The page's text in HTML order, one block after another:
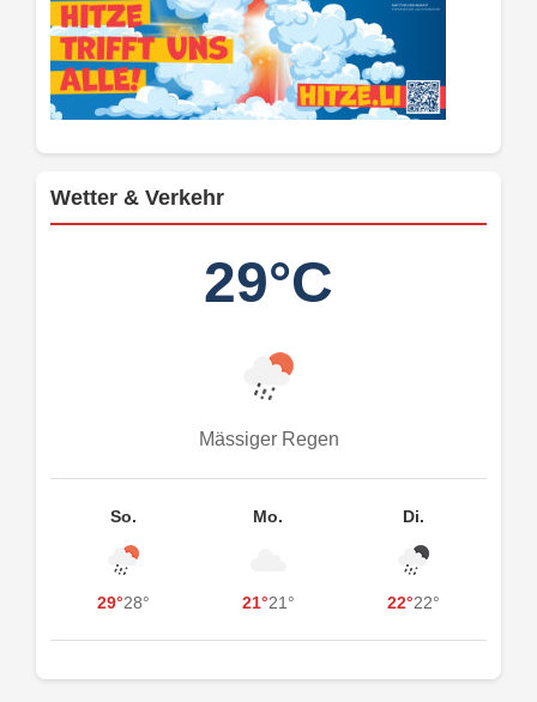
Wetter & Verkehr
29°C
Mässiger Regen
So.
29°28°
Mo.
21°21°
Di.
22°22°